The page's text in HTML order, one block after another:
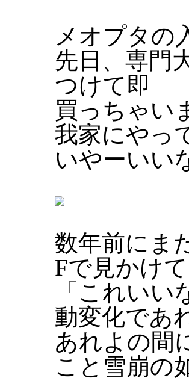
メオプタの
先日、専門
つけて即
買っちゃい
我家にやっ
いやーいい
数年前にま
Fで見かけて
「これい
動変化であ
あれよの間
こと雪崩の